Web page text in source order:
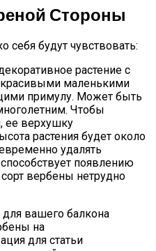
Стороны
себя будут чувствовать:
растение с
маленькими
примулу. Может быть
Чтобы
ее верхушку
растения будет около
удалять
появлению
вербены нетрудно
на
для статьи